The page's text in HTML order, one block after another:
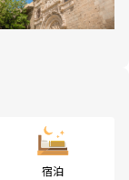
宿泊